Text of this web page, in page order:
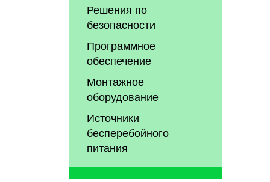
Решения по
безопасности
Программное
обеспечение
Монтажное
оборудование
Источники
бесперебойного
питания